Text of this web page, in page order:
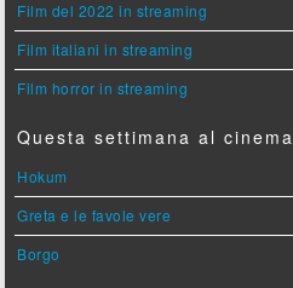
Film del 2022 in streaming
Film italiani in streaming
Film horror in streaming
Questa settimana al cinema
Hokum
Greta e le favole vere
Borgo